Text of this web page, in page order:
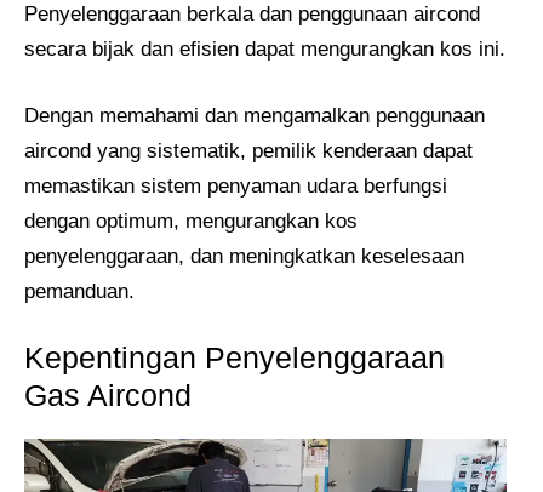
Penyelenggaraan berkala dan penggunaan aircond
secara bijak dan efisien dapat mengurangkan kos ini.
Dengan memahami dan mengamalkan penggunaan
aircond yang sistematik, pemilik kenderaan dapat
memastikan sistem penyaman udara berfungsi
dengan optimum, mengurangkan kos
penyelenggaraan, dan meningkatkan keselesaan
pemanduan.
Kepentingan Penyelenggaraan
Gas Aircond